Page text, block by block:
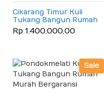
Cikarang Timur Kuli
Tukang Bangun Rumah
Murah Bergaransi
Rp 1.400.000,00
Sale